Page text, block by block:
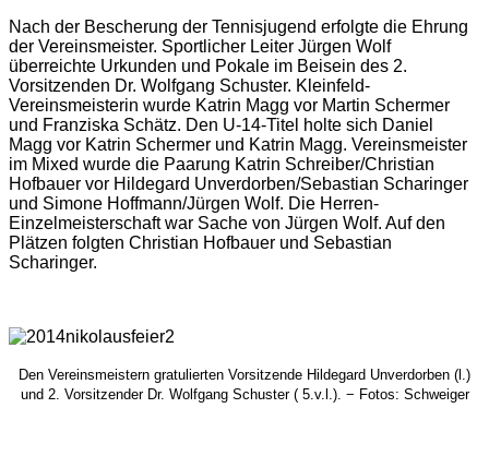
Nach der Bescherung der Tennisjugend erfolgte die Ehrung
der Vereinsmeister. Sportlicher Leiter Jürgen Wolf
überreichte Urkunden und Pokale im Beisein des 2.
Vorsitzenden Dr. Wolfgang Schuster. Kleinfeld-
Vereinsmeisterin wurde Katrin Magg vor Martin Schermer
und Franziska Schätz. Den U-14-Titel holte sich Daniel
Magg vor Katrin Schermer und Katrin Magg. Vereinsmeister
im Mixed wurde die Paarung Katrin Schreiber/Christian
Hofbauer vor Hildegard Unverdorben/Sebastian Scharinger
und Simone Hoffmann/Jürgen Wolf. Die Herren-
Einzelmeisterschaft war Sache von Jürgen Wolf. Auf den
Plätzen folgten Christian Hofbauer und Sebastian
Scharinger.
Den Vereinsmeistern gratulierten Vorsitzende Hildegard Unverdorben (l.)
und 2. Vorsitzender Dr. Wolfgang Schuster ( 5.v.l.). − Fotos: Schweiger